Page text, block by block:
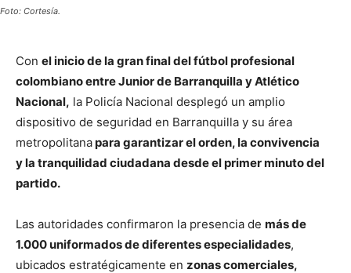
Foto: Cortesía.
Con el inicio de la gran final del fútbol profesional
colombiano entre Junior de Barranquilla y Atlético
Nacional, la Policía Nacional desplegó un amplio
dispositivo de seguridad en Barranquilla y su área
metropolitanapara garantizar el orden, la convivencia
y la tranquilidad ciudadana desde el primer minuto del
partido.
Las autoridades confirmaron la presencia de más de
1.000 uniformados de diferentes especialidades,
ubicados estratégicamente en zonas comerciales,